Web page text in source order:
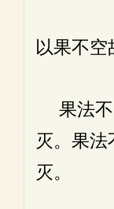
以果不空
果法不
灭。果
灭。